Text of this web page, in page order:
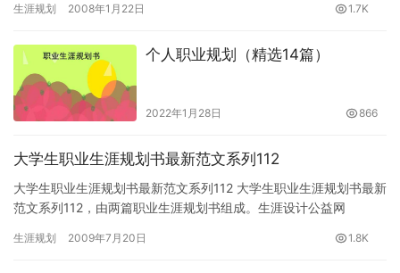
当…
生涯规划 2008年1月22日 1.7K
个人职业规划（精选14篇）
2022年1月28日 866
大学生职业生涯规划书最新范文系列112
大学生职业生涯规划书最新范文系列112 大学生职业生涯规划书最新
范文系列112，由两篇职业生涯规划书组成。生涯设计公益网
生涯规划 2009年7月20日 1.8K